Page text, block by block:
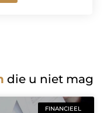
die u niet mag
FINANCIEEL